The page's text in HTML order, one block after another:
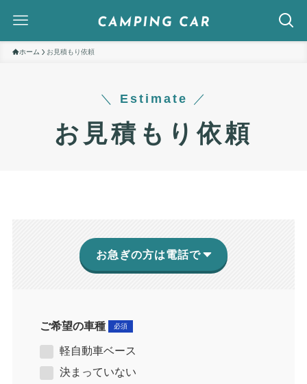
ホーム お見積もり依頼
＼ Estimate ／
お見積もり依頼
お急ぎの方は電話で
ご希望の車種
軽自動車ベース
決まっていない